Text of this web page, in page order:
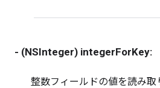
- (NSInteger) integerForKey:
整数フィールドの値を読み取